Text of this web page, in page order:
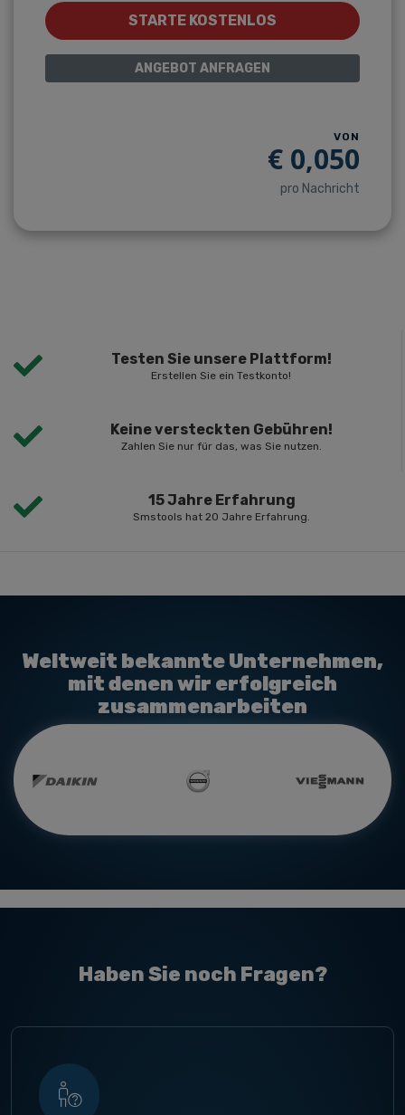
STARTE KOSTENLOS
ANGEBOT ANFRAGEN
VON
€ 0,050
pro Nachricht
Testen Sie unsere Plattform!
Erstellen Sie ein Testkonto!
Keine versteckten Gebühren!
Zahlen Sie nur für das, was Sie nutzen.
15 Jahre Erfahrung
Smstools hat 20 Jahre Erfahrung.
Weltweit bekannte Unternehmen,
mit denen wir erfolgreich
zusammenarbeiten
Haben Sie noch Fragen?